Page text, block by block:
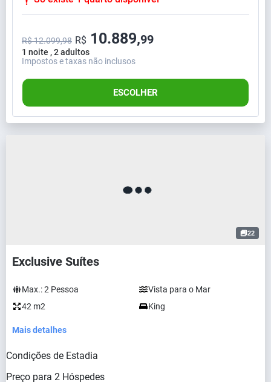
1 noite , 2 adultos
R$ 12.099,98 R$ 10.889,99
Impostos e taxas não inclusos
ESCOLHER
22
Exclusive Suítes
Max.:2 Pessoa
Vista para o Mar
42 m2
King
Mais detalhes
Condições de Estadia
Preço para 2 Hóspedes